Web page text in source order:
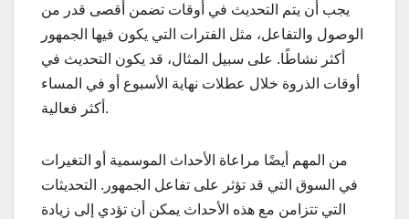
يجب أن يتم التحديث في أوقات تضمن أقصى قدر من
الوصول والتفاعل، مثل الفترات التي يكون فيها الجمهور
أكثر نشاطًا. على سبيل المثال، قد يكون التحديث في
أوقات الذروة خلال عطلات نهاية الأسبوع أو في المساء
أكثر فعالية.
من المهم أيضًا مراعاة الأحداث الموسمية أو التغيرات
في السوق التي قد تؤثر على تفاعل الجمهور. التحديثات
التي تتزامن مع هذه الأحداث يمكن أن تؤدي إلى زيادة